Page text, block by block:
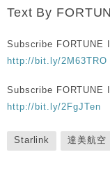
Text By
Subscribe FORTUNE
http://bit.ly/2M63TRO
Subscribe FORTUNE
http://bit.ly/2FgJTen
Starlink 達美航空